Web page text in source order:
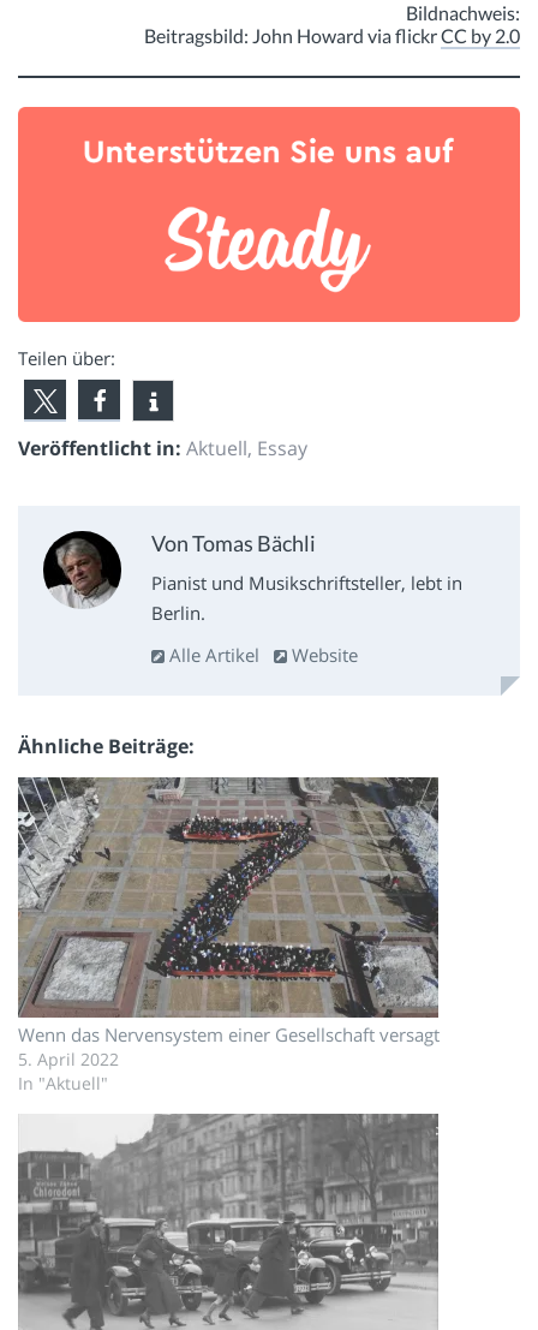
Bildnachweis:
Beitragsbild: John Howard via flickrCC by 2.0
Teilen über:
Veröffentlicht in: Aktuell, Essay
Von Tomas Bächli
Pianist und Musikschriftsteller, lebt in
Berlin.
Alle Artikel
Website
Ähnliche Beiträge
Wenn das Nervensystem einer Gesellschaft versagt
5. April 2022
In "Aktuell"